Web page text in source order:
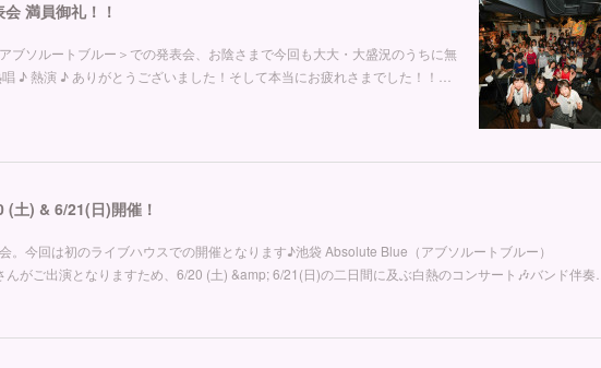
満員御礼！！
ブソルートブルー＞での発表会、お陰さまで今回も大大・大盛況のうちに無
♪ 熱演 ♪ ありがとうございました！そして本当にお疲れさまでした！！…
土) & 6/21(日)開催！
。今回は初のライブハウスでの開催となります♪池袋 Absolute Blue（アブソルートブルー）
がご出演となりますため、6/20 (土) &amp; 6/21(日)の二日間に及ぶ白熱のコンサート🎶バンド伴奏…